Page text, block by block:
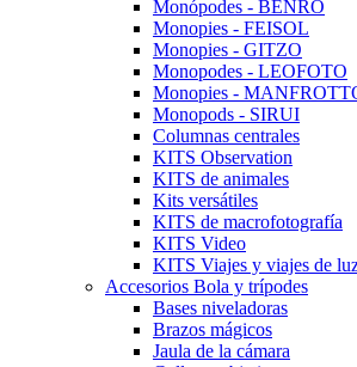
Monópodes - BENRO
Monopies - FEISOL
Monopies - GITZO
Monopodes - LEOFOTO
Monopies -
Monopods - SIRUI
Columnas centrales
KITS Observation
KITS de animales
Kits versátiles
KITS de macrofotografía
KITS Video
KITS Viajes y viajes de
Accesorios Bola y trípodes
Bases niveladoras
Brazos mágicos
Jaula de la cámara